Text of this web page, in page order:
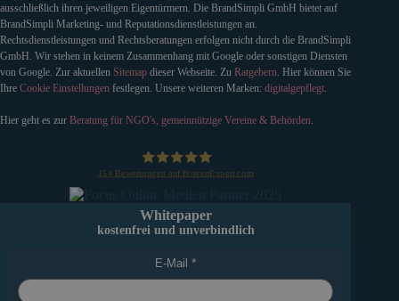
ausschließlich ihren jeweiligen Eigentürmern. Die BrandSimpli GmbH bietet auf
BrandSimpli Marketing- und Reputationsdienstleistungen an.
Rechtsdienstleistungen und Rechtsberatungen erfolgen nicht durch die BrandSimpli
GmbH. Wir stehen in keinem Zusammenhang mit Google oder sonstigen Diensten
von Google. Zur aktuellen Sitemap dieser Webseite. Zu Ratgebern. Hier können Sie
Ihre Cookie Einstellungen festlegen. Unsere weiteren Marken: digitalgepflegt.
Hier geht es zur Beratung für NGO's, gemeinnützige Vereine & Behörden.
154 Bewertungen auf ProvenExpert.com
Whitepaper
kostenfrei und unverbindlich
E-Mail